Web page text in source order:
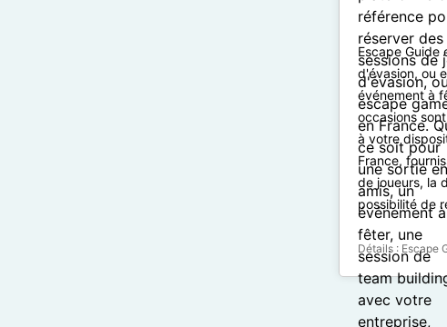
Escape Guide
d'évasion, ou
événement à
occasions
à votre
France,
de joueurs, la
possibilité de
Détails : Escape